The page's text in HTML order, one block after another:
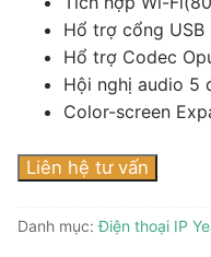
Hổ trợ cổng USB
Hổ trợ Codec
Hội nghị audio 5
Color-screen
Liên hệ tư vấn
Danh mục:Điện thoại IP